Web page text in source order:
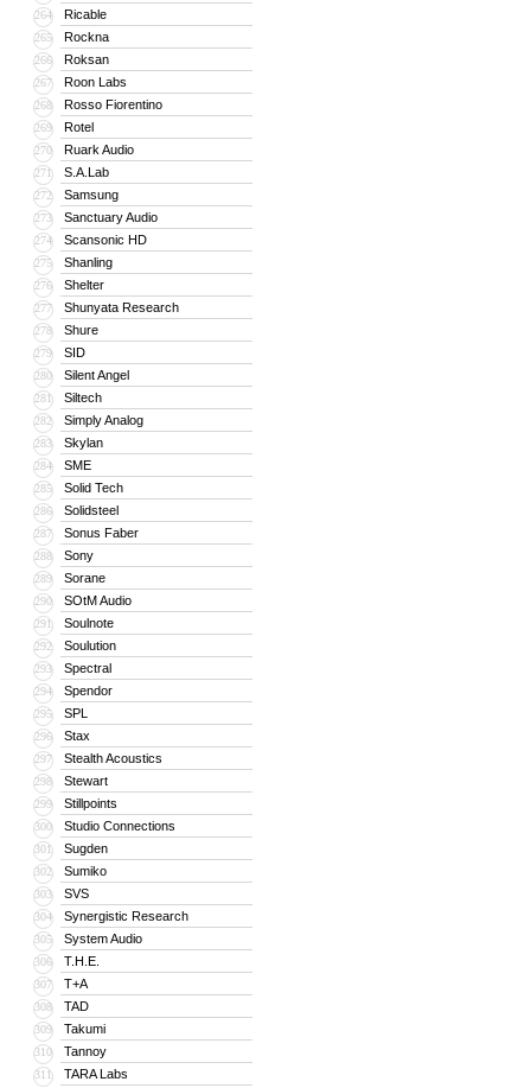
264 Ricable
265 Rockna
266 Roksan
267 Roon Labs
268 Rosso Fiorentino
269 Rotel
270 Ruark Audio
271 S.A.Lab
272 Samsung
273 Sanctuary Audio
274 Scansonic HD
275 Shanling
276 Shelter
277 Shunyata Research
278 Shure
279 SID
280 Silent Angel
281 Siltech
282 Simply Analog
283 Skylan
284 SME
285 Solid Tech
286 Solidsteel
287 Sonus Faber
288 Sony
289 Sorane
290 SOtM Audio
291 Soulnote
292 Soulution
293 Spectral
294 Spendor
295 SPL
296 Stax
297 Stealth Acoustics
298 Stewart
299 Stillpoints
300 Studio Connections
301 Sugden
302 Sumiko
303 SVS
304 Synergistic Research
305 System Audio
306 T.H.E.
307 T+A
308 TAD
309 Takumi
310 Tannoy
311 TARA Labs